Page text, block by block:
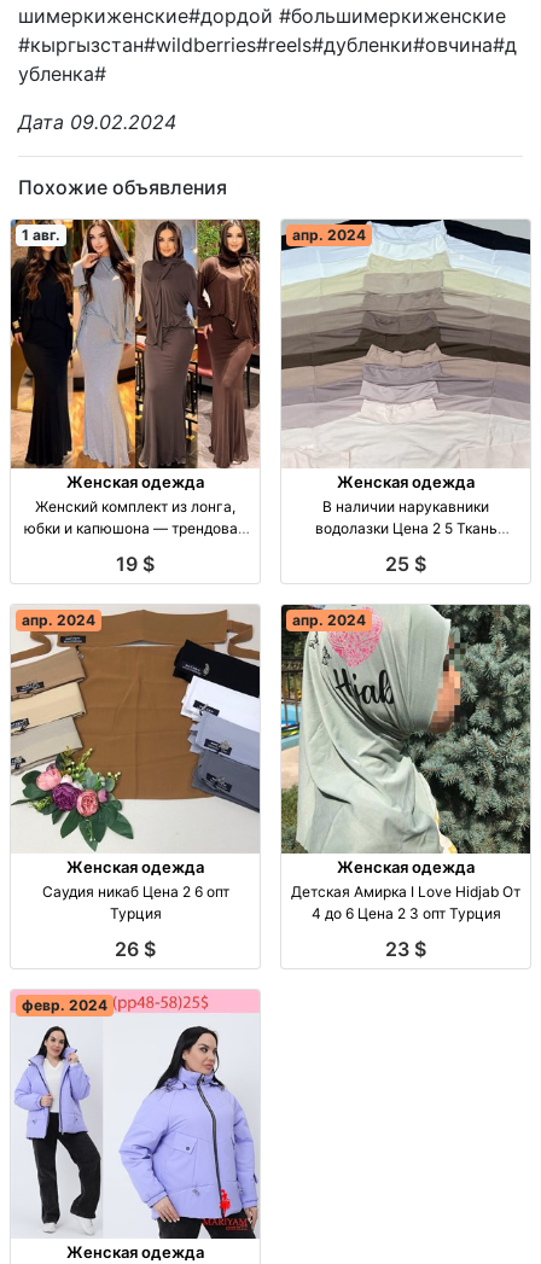
шимеркиженские#дордой #большимеркиженские
#кыргызстан#wildberries#reels#дубленки#овчина#д
убленка#
Дата 09.02.2024
Похожие объявления
1 авг.
Женская одежда
Женский комплект из лонга,
юбки и капюшона — трендовая
лонг+юбка+капюшон, ткань
наличии 6 шт., доставка по миру.
19 $
апр. 2024
Женская одежда
В наличии нарукавники
водолазки Цена 2 5 Ткань
25 $
апр. 2024
Женская одежда
Саудия никаб Цена 2 6 опт
Турция
26 $
апр. 2024
Женская одежда
Детская Амирка I Love Hidjab От
4 до 6 Цена 2 3 опт Турция
23 $
февр. 2024
Женская одежда